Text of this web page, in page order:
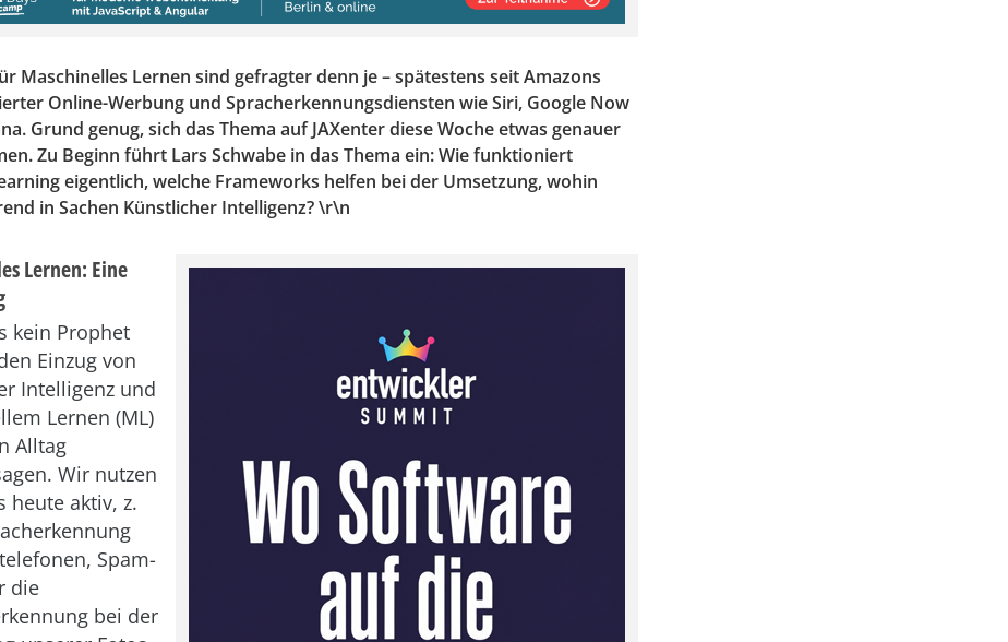
Maschinelles Lernen sind gefragter denn je – spätestens seit Amazons
Online-Werbung und Spracherkennungsdiensten wie Siri, Google Now
Grund genug, sich das Thema auf JAXenter diese Woche etwas genauer
Zu Beginn führt Lars Schwabe in das Thema ein: Wie funktioniert
eigentlich, welche Frameworks helfen bei der Umsetzung, wohin
in Sachen Künstlicher Intelligenz? \r\n
Lernen: Eine
kein Prophet
Einzug von
Intelligenz und
Lernen (ML)
Alltag
Wir nutzen
heute aktiv, z.
Spam-
die
bei der